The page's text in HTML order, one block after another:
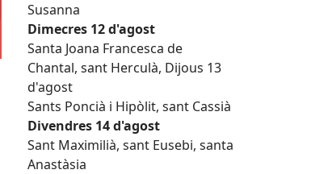
Susanna
Dimecres 12 d'agost
Santa Joana Francesca de
Chantal, sant Herculà, Dijous 13
d'agost
Sants Poncià i Hipòlit, sant Cassià
Divendres 14 d'agost
Sant Maximilià, sant Eusebi, santa
Anastàsia